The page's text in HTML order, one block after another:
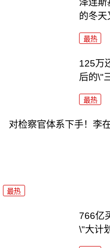
泽连斯
的冬天
最热
125万
后的\"
最热
对检察官体系下手！李
最热
766亿
\"大计